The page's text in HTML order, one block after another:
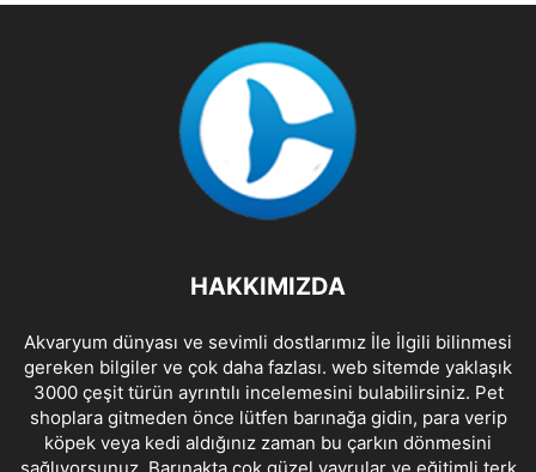
HAKKIMIZDA
Akvaryum dünyası ve sevimli dostlarımız İle İlgili bilinmesi
gereken bilgiler ve çok daha fazlası. web sitemde yaklaşık
3000 çeşit türün ayrıntılı incelemesini bulabilirsiniz. Pet
shoplara gitmeden önce lütfen barınağa gidin, para verip
köpek veya kedi aldığınız zaman bu çarkın dönmesini
sağlıyorsunuz. Barınakta çok güzel yavrular ve eğitimli terk